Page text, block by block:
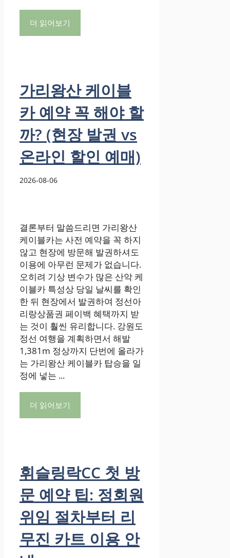
더 읽어보기
가리왕산 케이블
카 예약 꼭 해야 할
까? (현장 발권 vs
온라인 할인 예매)
2026-08-06
결론부터 말씀드리면 가리왕산
케이블카는 사전 예약을 꼭 하지
않고 현장에 방문해 발권하셔도
이용에 아무런 문제가 없습니다.
오히려 기상 변수가 많은 산악 케
이블카 특성상 당일 날씨를 확인
한 뒤 현장에서 발권하여 정선아
리랑상품권 페이백 혜택까지 받
는 것이 훨씬 유리합니다. 강원도
정선 여행을 계획하면서 해발
1,381m 정상까지 단번에 올라가
는 가리왕산 케이블카 탑승을 일
정에 넣는 ...
더 읽어보기
휘슬링락CC 첫 방
문 예약 팁: 정회원
위임 절차부터 리
무진 카트 이용 안